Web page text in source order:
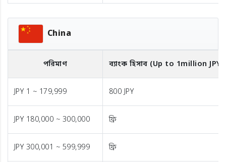
China
পরিমাণ ব্যাংক হিসাব (Up to 1million JPY)
JPY 1 ~ 179,999 800 JPY
JPY 180,000 ~ 300,000 ফ্রি
JPY 300,001 ~ 599,999 ফ্রি